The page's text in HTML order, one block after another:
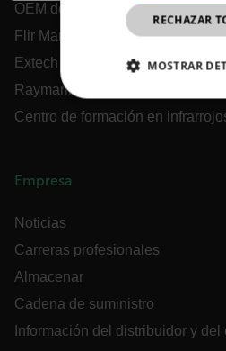
OEM de Teledyne FLIR
Flir Marine
Extech
Raymarine
Centro de formación en
Empresa
Noticias
Carreras profesionales
Almacenar
Cadena de suministro
Información del distribuidor y del
RECHAZAR
MOSTRAR
COOKIES
NECESARIAS
Cookies de